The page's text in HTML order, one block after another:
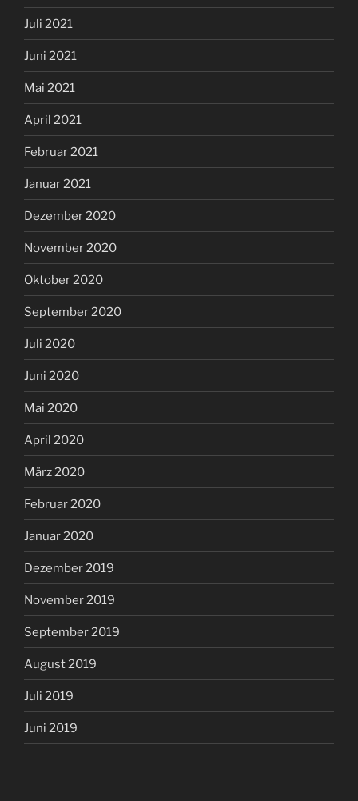
Juli 2021
Juni 2021
Mai 2021
April 2021
Februar 2021
Januar 2021
Dezember 2020
November 2020
Oktober 2020
September 2020
Juli 2020
Juni 2020
Mai 2020
April 2020
März 2020
Februar 2020
Januar 2020
Dezember 2019
November 2019
September 2019
August 2019
Juli 2019
Juni 2019